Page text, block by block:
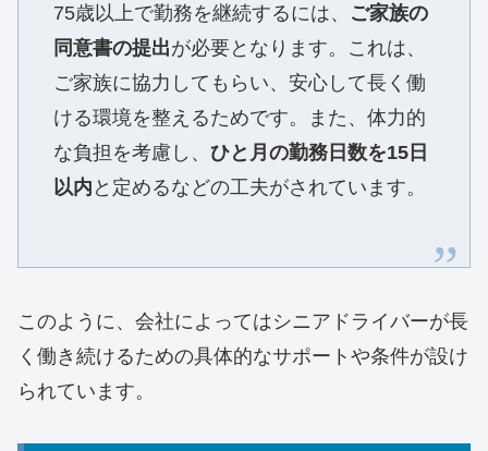
75歳以上で勤務を継続するには、 ご家族の
同意書の提出が必要となります。これは、
ご家族に協力してもらい、安心して長く働
ける環境を整えるためです。また、体力的
な負担を考慮し、ひと月の勤務日数を15日
以内 と定めるなどの工夫がされています。
このように、会社によってはシニアドライバーが長
く働き続けるための具体的なサポートや条件が設け
られています。